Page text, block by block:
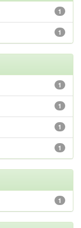
1
1
1
1
1
1
1